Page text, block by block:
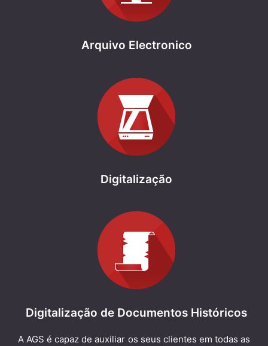
Arquivo Electronico
Digitalização
Digitalização de Documentos Históricos
A AGS é capaz de auxiliar os seus clientes em todas as